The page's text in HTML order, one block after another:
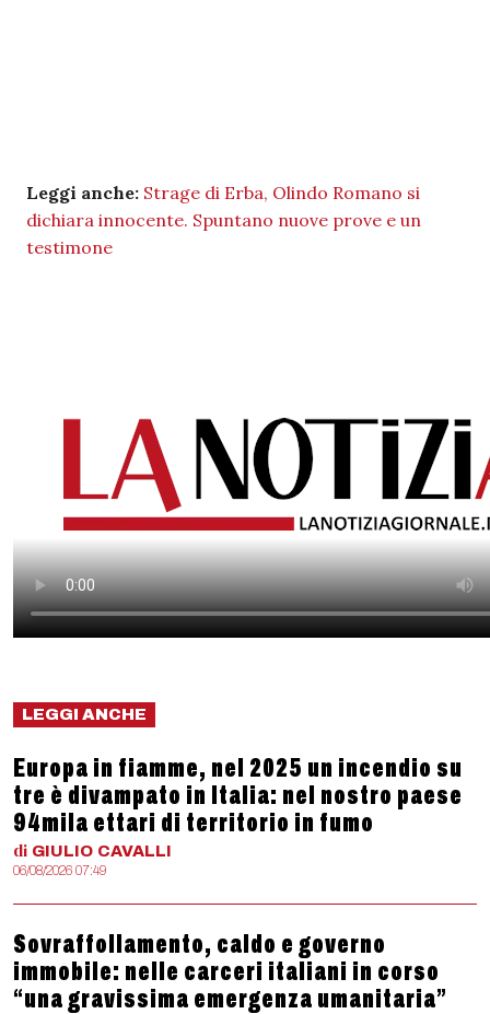
Leggi anche: Strage di Erba, Olindo Romano si
dichiara innocente. Spuntano nuove prove e un
testimone
LEGGI ANCHE
Europa in fiamme, nel 2025 un incendio su
tre è divampato in Italia: nel nostro paese
94mila ettari di territorio in fumo
di GIULIO CAVALLI
06/08/2026 07:49
Sovraffollamento, caldo e governo
immobile: nelle carceri italiani in corso
“una gravissima emergenza umanitaria”